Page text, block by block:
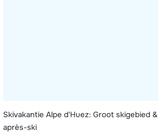
Skivakantie Alpe d'Huez: Groot skigebied &
après-ski